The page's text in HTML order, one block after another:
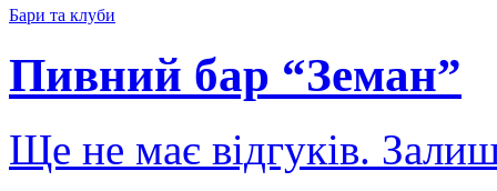
Бари та клуби
Пивний бар “Земан”
Ще не має відгуків.